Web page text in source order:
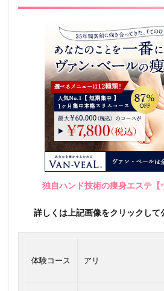
独自ハンド技術の痩身エステ【
詳しくは上記画像をクリックして
体験コース アリ